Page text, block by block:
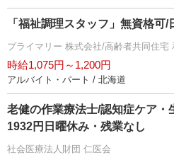
「福祉調理スタッフ」無資格可
プライマリー 株式会社/高齢者共同住宅
時給1,075円～1,200円
アルバイト・パート / 北海道
老健の作業療法士/認知症ケア・
1932円日曜休み・残業なし
社会医療法人財団 仁医会